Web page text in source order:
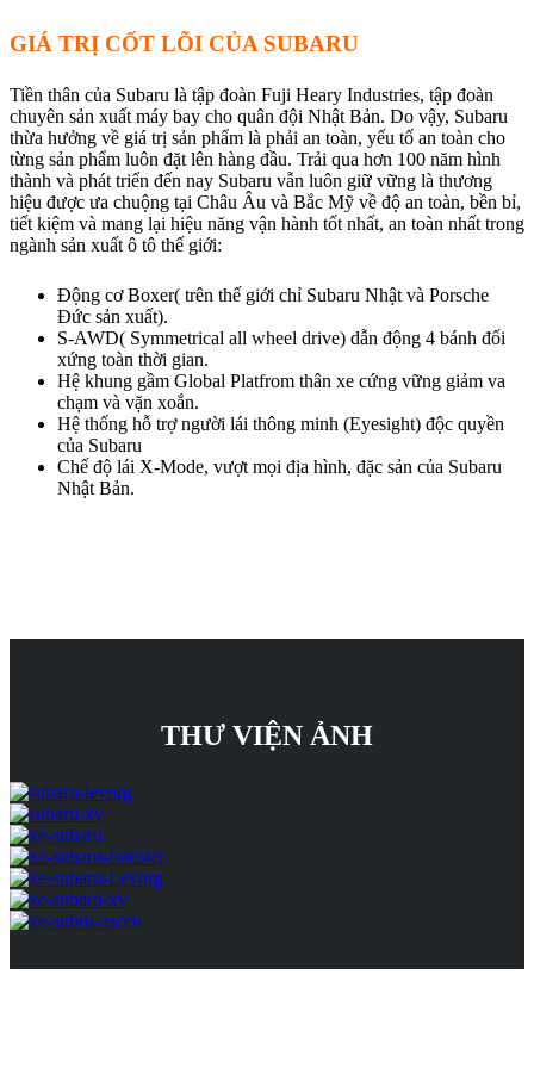
GIÁ TRỊ CỐT LÕI CỦA SUBARU
Tiền thân của Subaru là tập đoàn Fuji Heary Industries, tập đoàn
chuyên sản xuất máy bay cho quân đội Nhật Bản. Do vậy, Subaru
thừa hưởng về giá trị sản phẩm là phải an toàn, yếu tố an toàn cho
từng sản phẩm luôn đặt lên hàng đầu. Trải qua hơn 100 năm hình
thành và phát triển đến nay Subaru vẫn luôn giữ vững là thương
hiệu được ưa chuộng tại Châu Âu và Bắc Mỹ về độ an toàn, bền bỉ,
tiết kiệm và mang lại hiệu năng vận hành tốt nhất, an toàn nhất trong
ngành sản xuất ô tô thế giới:
Động cơ Boxer( trên thế giới chỉ Subaru Nhật và Porsche
Đức sản xuất).
S-AWD( Symmetrical all wheel drive) dẫn động 4 bánh đối
xứng toàn thời gian.
Hệ khung gầm Global Platfrom thân xe cứng vững giảm va
chạm và vặn xoắn.
Hệ thống hỗ trợ người lái thông minh (Eyesight) độc quyền
của Subaru
Chế độ lái X-Mode, vượt mọi địa hình, đặc sản của Subaru
Nhật Bản.
THƯ VIỆN ẢNH